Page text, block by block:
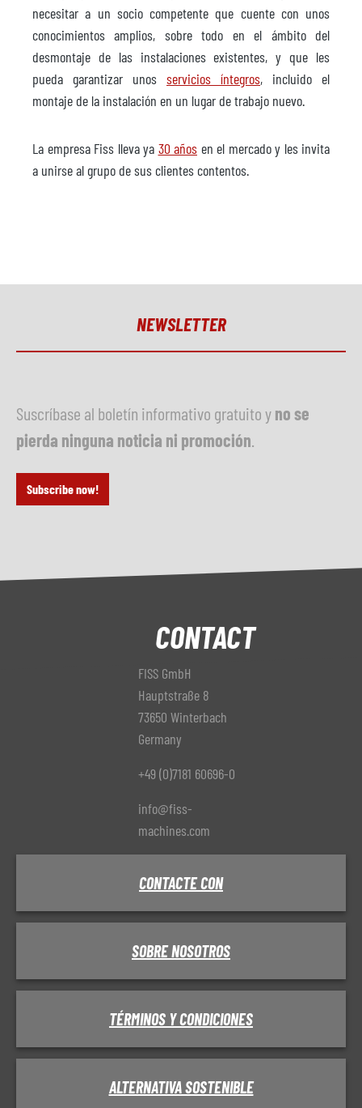
necesitar a un socio competente que cuente con unos
conocimientos amplios, sobre todo en el ámbito del
desmontaje de las instalaciones existentes, y que les
pueda garantizar unos servicios íntegros, incluido el
montaje de la instalación en un lugar de trabajo nuevo.
La empresa Fiss lleva ya 30 años en el mercado y les invita
a unirse al grupo de sus clientes contentos.
NEWSLETTER
Suscríbase al boletín informativo gratuito yno se
pierda ninguna noticia ni promoción
Subscribe now!
CONTACT
FISS GmbH
Hauptstraße 8
73650 Winterbach
Germany
+49 (0)7181 60696-0
info@fiss-
machines.com
CONTACTE CON
SOBRE NOSOTROS
TÉRMINOS Y CONDICIONES
ALTERNATIVA SOSTENIBLE